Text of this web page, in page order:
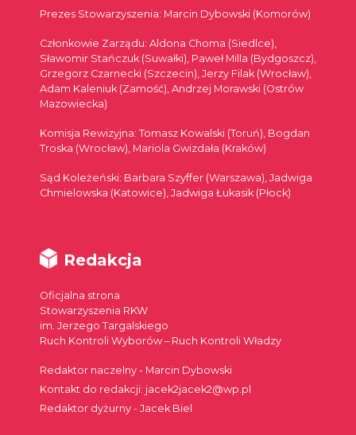
Prezes Stowarzyszenia: Marcin Dybowski (Komorów)
Członkowie Zarządu: Aldona Choma (Siedlce),
Sławomir Stańczuk (Suwałki), Paweł Milla (Bydgoszcz),
Grzegorz Czarnecki (Szczecin), Jerzy Filak (Wrocław),
Adam Kaleniuk (Zamość), Andrzej Morawski (Ostrów
Mazowiecka)
Komisja Rewizyjna: Tomasz Kowalski (Toruń), Bogdan
Troska (Wrocław), Mariola Gwizdała (Kraków)
Sąd Koleżeński: Barbara Szyffer (Warszawa), Jadwiga
Chmielowska (Katowice), Jadwiga Łukasik (Płock)
Redakcja
Oficjalna strona
Stowarzyszenia RKW
im. Jerzego Targalskiego
Ruch Kontroli Wyborów – Ruch Kontroli Władzy
Redaktor naczelny - Marcin Dybowski
Kontakt do redakcji: jacek2jacek2@wp.pl
Redaktor dyżurny - Jacek Biel